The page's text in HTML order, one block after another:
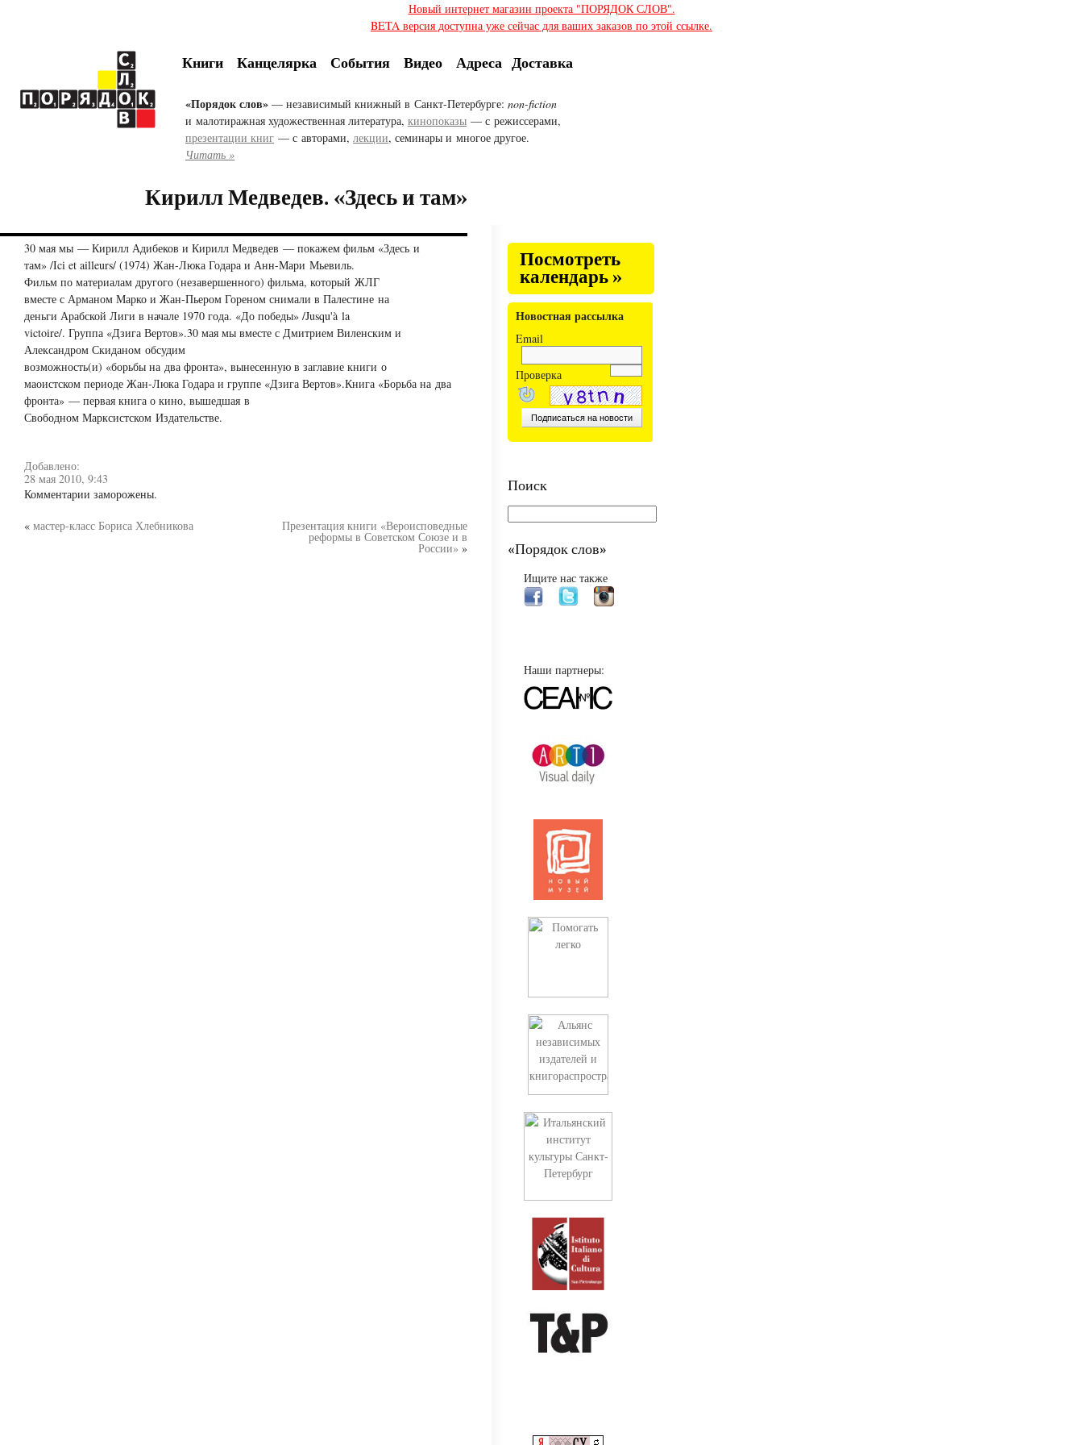
Новый интернет магазин проекта "ПОРЯДОК СЛОВ".
BETA версия доступна уже сейчас для ваших заказов по этой ссылке.
Книги Канцелярка События Видео Адреса Доставка
«Порядок слов» — независимый книжный в Санкт-Петербурге: non-fiction
и малотиражная художественная литература, кинопоказы — с режиссерами,
презентации книг — с авторами, лекции, семинары и многое другое.
Читать »
Кирилл Медведев. «Здесь и там»
30 мая мы — Кирилл Адибеков и Кирилл Медведев — покажем фильм «Здесь и
там» /Ici et ailleurs/ (1974) Жан-Люка Годара и Анн-Мари Мьевиль.
Фильм по материалам другого (незавершенного) фильма, который ЖЛГ
вместе с Арманом Марко и Жан-Пьером Гореном снимали в Палестине на
деньги Арабской Лиги в начале 1970 года. «До победы» /Jusqu'à la
victoire/. Группа «Дзига Вертов».30 мая мы вместе с Дмитрием Виленским и
Александром Скиданом обсудим
возможность(и) «борьбы на два фронта», вынесенную в заглавие книги о
маоистском периоде Жан-Люка Годара и группе «Дзига Вертов».Книга «Борьба на два
фронта» — первая книга о кино, вышедшая в
Свободном Марксистском Издательстве.
Добавлено:
28 мая 2010, 9:43
Комментарии заморожены.
« мастер-класс Бориса Хлебникова Презентация книги «Вероисповедные
реформы в Советском Союзе и в
России» »
Посмотреть
календарь »
Новостная рассылка
Email
Проверка
Поиск
«Порядок слов»
Ищите нас также
Наши партнеры: